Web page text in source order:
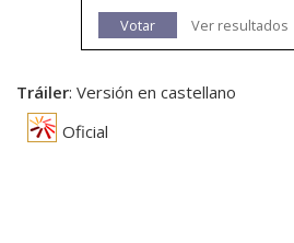
Votar
Ver resultados
Tráiler: Versión en castellano
Oficial